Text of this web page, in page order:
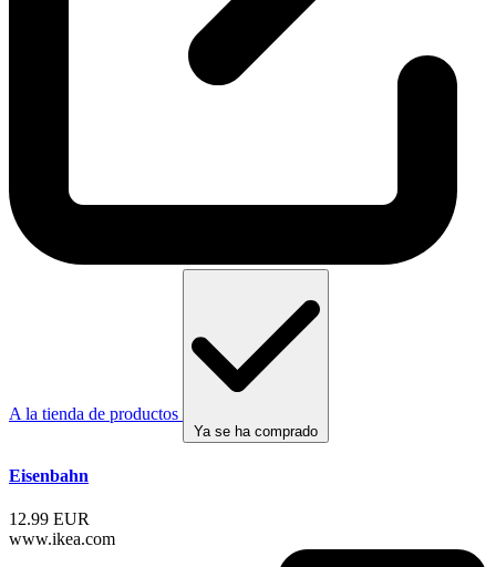
A la tienda de productos
Ya se ha comprado
Eisenbahn
12.99 EUR
www.ikea.com